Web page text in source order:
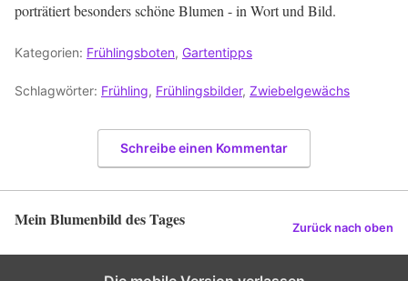
porträtiert besonders schöne Blumen - in Wort und Bild.
Kategorien: Frühlingsboten, Gartentipps
Schlagwörter: Frühling, Frühlingsbilder, Zwiebelgewächs
Schreibe einen Kommentar
Mein Blumenbild des Tages Zurück nach oben